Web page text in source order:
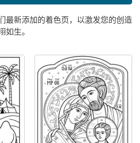
最新添加的着色页，以激发您的创造
如生。